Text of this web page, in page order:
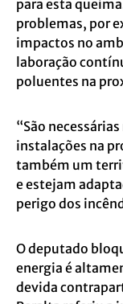
para esta
problemas, por
impactos no
laboração
poluentes na
“São
instalações na
também um
e estejam
perigo dos
O deputado
energia é
devida